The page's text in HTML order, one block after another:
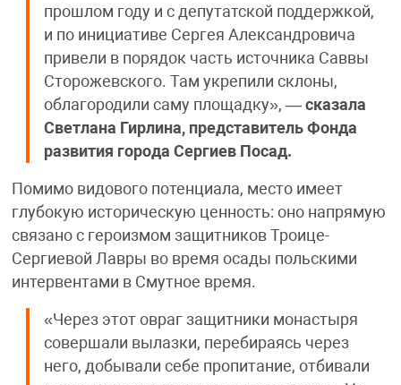
прошлом году и с депутатской поддержкой,
и по инициативе Сергея Александровича
привели в порядок часть источника Саввы
Сторожевского. Там укрепили склоны,
облагородили саму площадку», —сказала
Светлана Гирлина, представитель Фонда
развития города Сергиев Посад.
Помимо видового потенциала, место имеет
глубокую историческую ценность: оно напрямую
связано с героизмом защитников Троице-
Сергиевой Лавры во время осады польскими
интервентами в Смутное время.
«Через этот овраг защитники монастыря
совершали вылазки, перебираясь через
него, добывали себе пропитание, отбивали